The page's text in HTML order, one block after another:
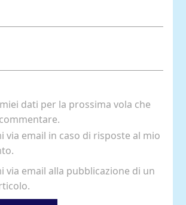
dati per la prossima vola che
via email in caso di risposte al mio
via email alla pubblicazione di un